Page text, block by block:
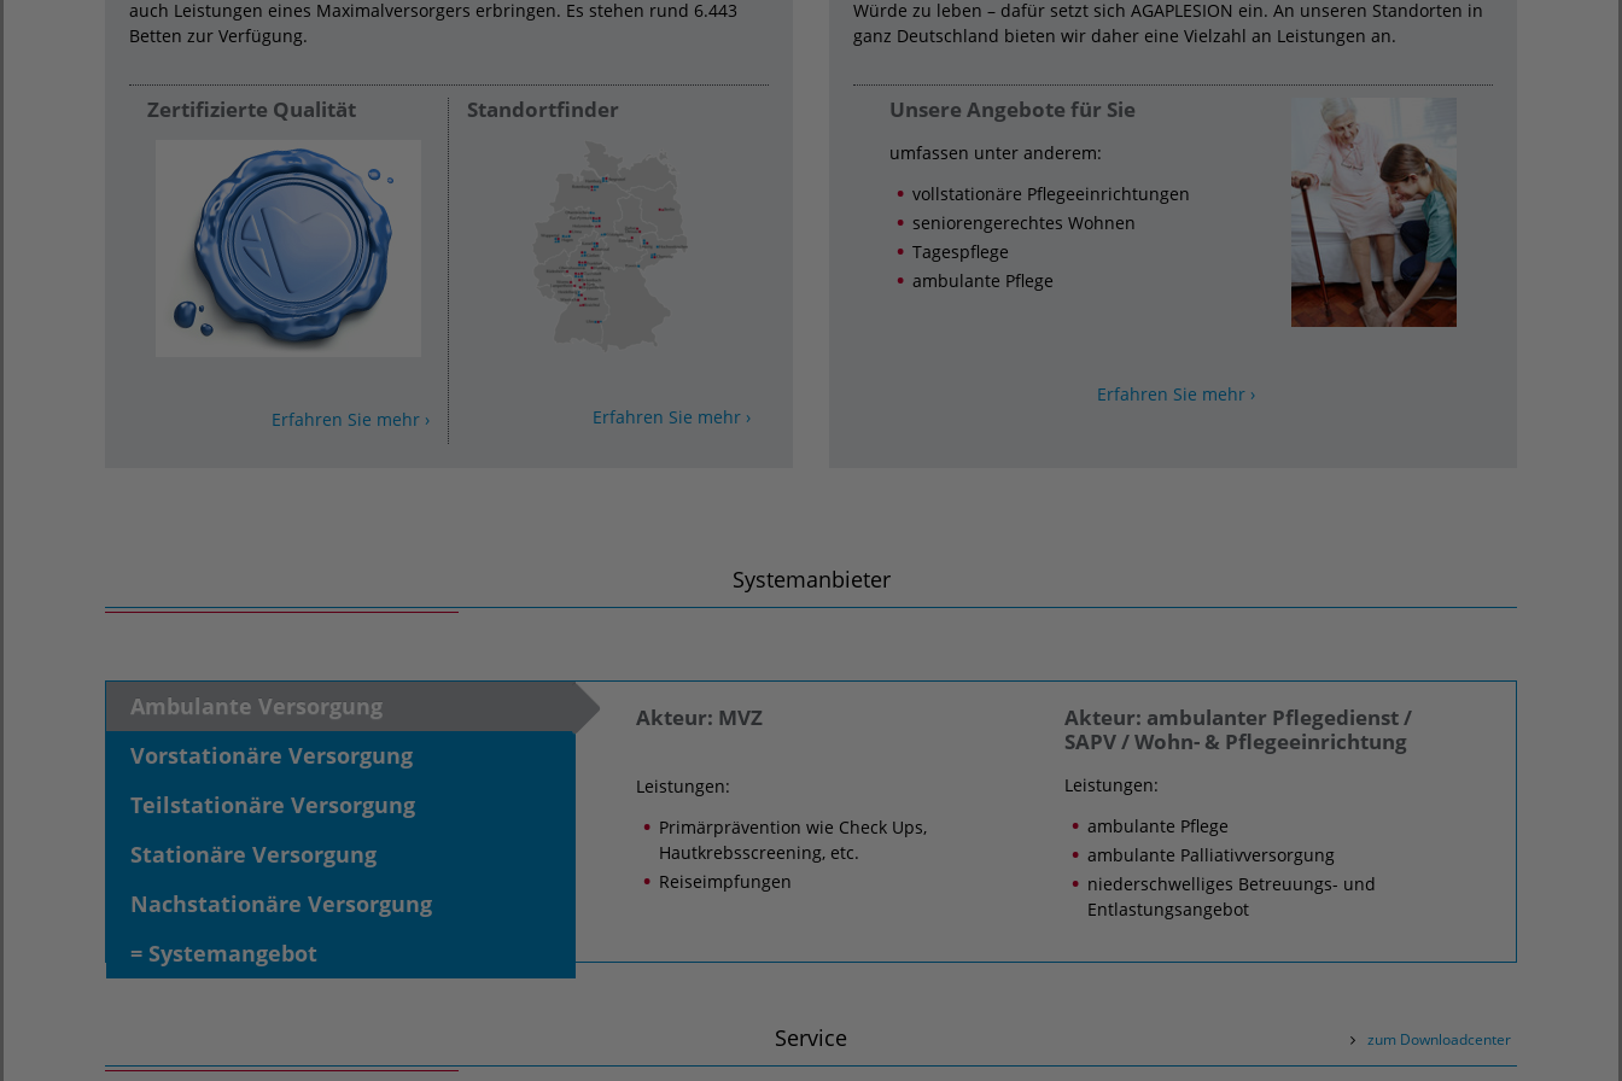
auch Leistungen eines Maximalversorgers erbringen. Es stehen rund 6.443
Betten zur Verfügung.
Zertifizierte Qualität
Erfahren Sie mehr ›
Standortfinder
Erfahren Sie mehr ›
Würde zu leben – dafür setzt sich AGAPLESION ein. An unseren Standorten in
ganz Deutschland bieten wir daher eine Vielzahl an Leistungen an.
Unsere Angebote für Sie
umfassen unter anderem:
vollstationäre Pflegeeinrichtungen
seniorengerechtes Wohnen
Tagespflege
ambulante Pflege
Erfahren Sie mehr ›
Systemanbieter
Ambulante Versorgung
Vorstationäre Versorgung
Teilstationäre Versorgung
Stationäre Versorgung
Nachstationäre Versorgung
= Systemangebot
Akteur: MVZ
Leistungen:
Primärprävention wie Check Ups,
Hautkrebsscreening, etc.
Reiseimpfungen
Akteur: ambulanter Pflegedienst /
SAPV / Wohn- & Pflegeeinrichtung
Leistungen:
ambulante Pflege
ambulante Palliativversorgung
niederschwelliges Betreuungs- und
Entlastungsangebot
Service zum Downloadcenter